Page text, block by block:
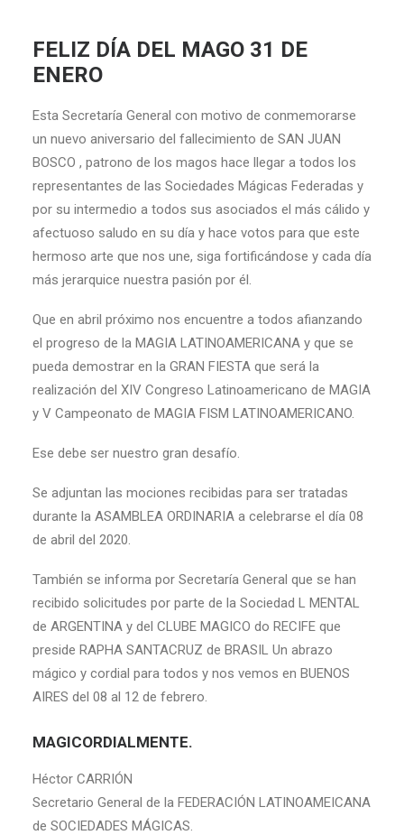
FELIZ DÍA DEL MAGO 31 DE
ENERO
Esta Secretaría General con motivo de conmemorarse
un nuevo aniversario del fallecimiento de SAN JUAN
BOSCO , patrono de los magos hace llegar a todos los
representantes de las Sociedades Mágicas Federadas y
por su intermedio a todos sus asociados el más cálido y
afectuoso saludo en su día y hace votos para que este
hermoso arte que nos une, siga fortificándose y cada día
más jerarquice nuestra pasión por él.
Que en abril próximo nos encuentre a todos afianzando
el progreso de la MAGIA LATINOAMERICANA y que se
pueda demostrar en la GRAN FIESTA que será la
realización del XIV Congreso Latinoamericano de MAGIA
y V Campeonato de MAGIA FISM LATINOAMERICANO.
Ese debe ser nuestro gran desafío.
Se adjuntan las mociones recibidas para ser tratadas
durante la ASAMBLEA ORDINARIA a celebrarse el día 08
de abril del 2020.
También se informa por Secretaría General que se han
recibido solicitudes por parte de la Sociedad L MENTAL
de ARGENTINA y del CLUBE MAGICO do RECIFE que
preside RAPHA SANTACRUZ de BRASIL Un abrazo
mágico y cordial para todos y nos vemos en BUENOS
AIRES del 08 al 12 de febrero.
MAGICORDIALMENTE.
Héctor CARRIÓN
Secretario General de la FEDERACIÓN LATINOAMEICANA
de SOCIEDADES MÁGICAS.